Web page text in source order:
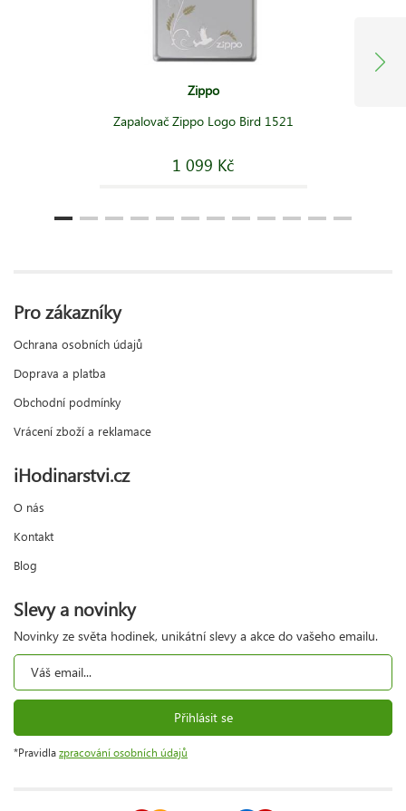
Zippo
Zapalovač Zippo Logo Bird 1521
1 099 Kč
Pro zákazníky
Ochrana osobních údajů
Doprava a platba
Obchodní podmínky
Vrácení zboží a reklamace
iHodinarstvi.cz
O nás
Kontakt
Blog
Slevy a novinky
Novinky ze světa hodinek, unikátní slevy a akce do vašeho emailu.
Přihlásit se
*Pravidla zpracování osobních údajů